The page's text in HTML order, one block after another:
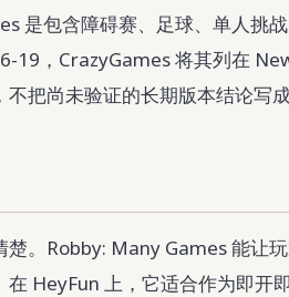
是包含障碍赛、足球、单人挑
19，CrazyGames 将其列在
把尚未验证的长期版本结论写成
楚。Robby: Many Games 能让
在 HeyFun 上，它适合作为即开